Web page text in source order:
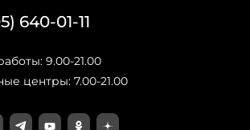
640-01-11
9.00-21.00
центры: 7.00-21.00